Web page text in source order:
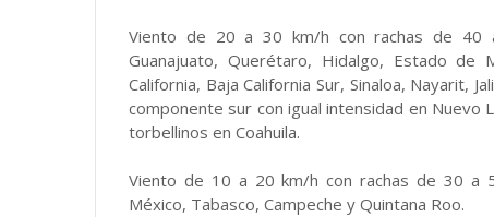
Viento de 20 a 30 km/h con rachas de 40
Guanajuato, Querétaro, Hidalgo, Estado de
California, Baja California Sur, Sinaloa, Nayarit,
componente sur con igual intensidad en Nuevo
torbellinos en Coahuila.
Viento de 10 a 20 km/h con rachas de 30 a
México, Tabasco, Campeche y Quintana Roo.